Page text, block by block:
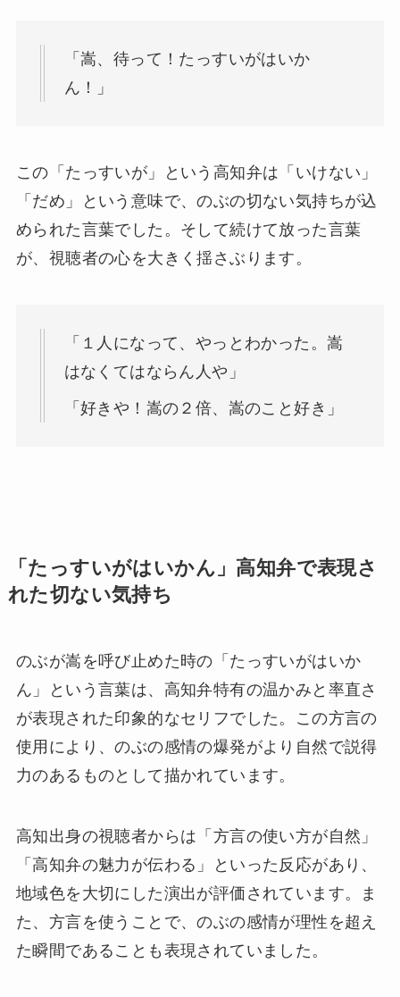
「嵩、待って！たっすいがはいか
ん！」
この「たっすいが」という高知弁は「いけない」
「だめ」という意味で、のぶの切ない気持ちが込
められた言葉でした。そして続けて放った言葉
が、視聴者の心を大きく揺さぶります。
「１人になって、やっとわかった。嵩
はなくてはならん人や」
「好きや！嵩の２倍、嵩のこと好き」
「たっすいがはいかん」高知弁で表現さ
れた切ない気持ち
のぶが嵩を呼び止めた時の「たっすいがはいか
ん」という言葉は、高知弁特有の温かみと率直さ
が表現された印象的なセリフでした。この方言の
使用により、のぶの感情の爆発がより自然で説得
力のあるものとして描かれています。
高知出身の視聴者からは「方言の使い方が自然」
「高知弁の魅力が伝わる」といった反応があり、
地域色を大切にした演出が評価されています。ま
た、方言を使うことで、のぶの感情が理性を超え
た瞬間であることも表現されていました。